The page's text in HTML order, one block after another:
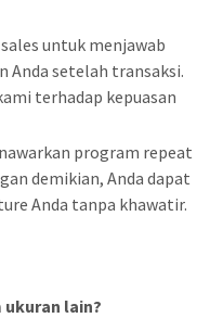
untuk menjawab
Anda setelah transaksi.
terhadap kepuasan
program repeat
demikian, Anda dapat
Anda tanpa khawatir.
ukuran lain?